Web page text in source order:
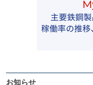
お知らせ